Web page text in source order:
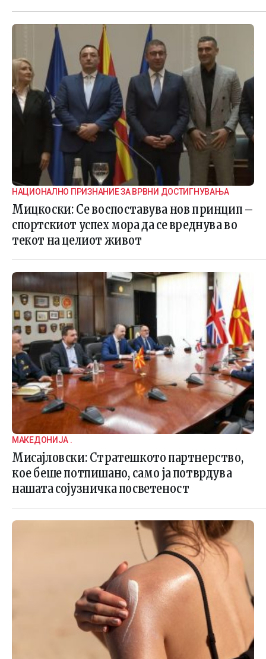
НАЦИОНАЛНО ПРИЗНАНИЕ ЗА ВРВНИ ДОСТИГНУВАЊА
Мицкоски: Се воспоставува нов принцип –
спортскиот успех мора да се вреднува во
текот на целиот живот
МАКЕДОНИЈА .
Мисајловски: Стратешкото партнерство,
кое беше потпишано, само ја потврдува
нашата сојузничка посветеност